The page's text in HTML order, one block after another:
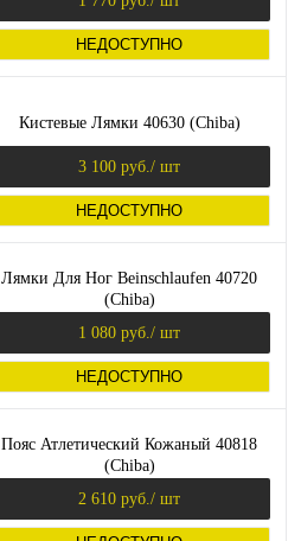
НЕДОСТУПНО
Кистевые Лямки 40630 (Chiba)
3 100 руб. / шт
НЕДОСТУПНО
Лямки Для Ног Beinschlaufen 40720
(Chiba)
1 080 руб. / шт
НЕДОСТУПНО
Пояс Атлетический Кожаный 40818
(Chiba)
2 610 руб. / шт